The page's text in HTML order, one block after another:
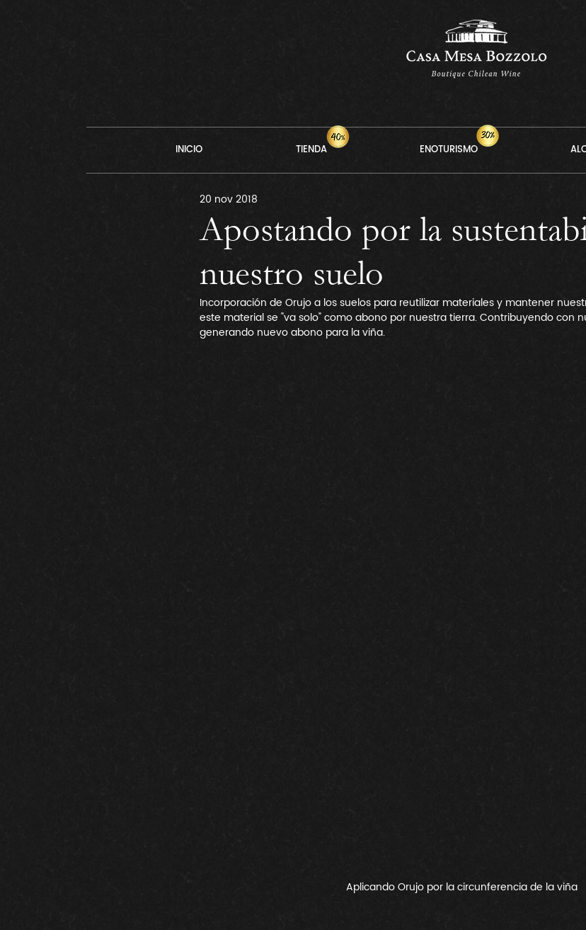
INICIO TIENDA ENOTURISMO
Apostando por la
nuestro suelo
20 nov 2018
Incorporación de Orujo a los suelos para reutilizar materiales y mantener
este material se "va solo" como abono por nuestra tierra. Contribuyendo con
generando nuevo abono para la viña.
Aplicando Orujo por la circunferencia de la viña